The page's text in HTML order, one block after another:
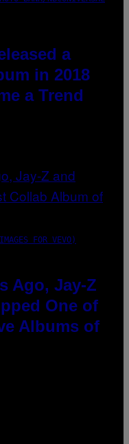
a
in 2018
a Trend
FOR VEVO)
Ago, Jay-Z
One of
Albums of